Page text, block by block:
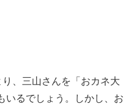
、三山さんを「おカネ大
いるでしょう。しかし、お